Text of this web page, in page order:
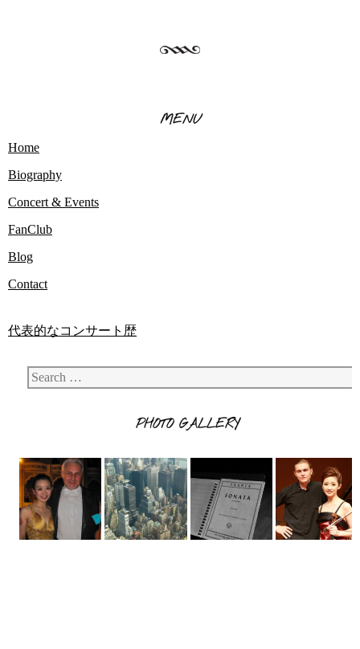
MENU
Home
Biography
Concert & Events
FanClub
Blog
Contact
代表的なコンサート歴
Search
PHOTO GALLERY